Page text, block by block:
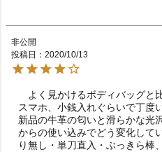
非公開
投稿日
2020/10/13
よく見かけるボディバッグと
スマホ、小銭入れぐらいで丁度
新品の牛革の匂いと滑らかな光
からの使い込みでどう変化して
り無し・単刀直入・ぶっきら棒